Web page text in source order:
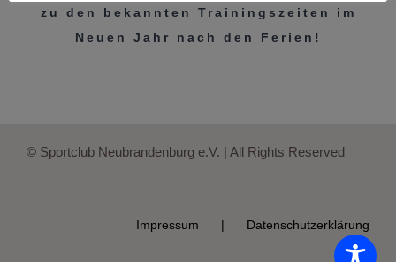
zu den bekannten Trainingszeiten im
Neuen Jahr nach den Ferien!
© Sportclub Neubrandenburg e.V. | All Rights Reserved
Impressum Datenschutzerklärung